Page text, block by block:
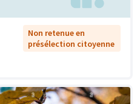
Non retenue en
présélection citoyenne